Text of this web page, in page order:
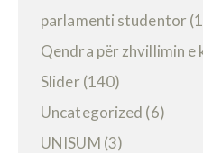
parlamenti studentor
Qendra për zhvillimin e
Slider (140)
Uncategorized (6)
UNISUM (3)